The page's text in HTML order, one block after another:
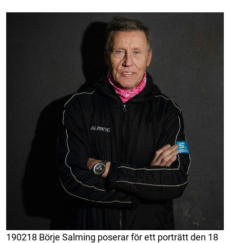
190218 Börje Salming poserar för ett porträtt den 18